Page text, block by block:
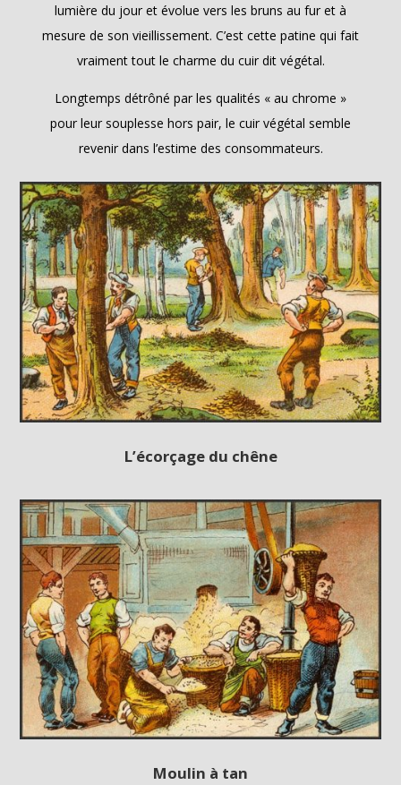
lumière du jour et évolue vers les bruns au fur et à
mesure de son vieillissement. C’est cette patine qui fait
vraiment tout le charme du cuir dit végétal.
Longtemps détrôné par les qualités « au chrome »
pour leur souplesse hors pair, le cuir végétal semble
revenir dans l’estime des consommateurs.
L’écorçage du chêne
Moulin à tan